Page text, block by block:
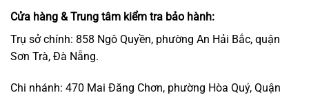
Cửa hàng & Trung tâm kiểm tra bảo hành:
Trụ sở chính: 858 Ngô Quyền, phường An Hải Bắc, quận
Sơn Trà, Đà Nẵng.
Chi nhánh: 470 Mai Đăng Chơn, phường Hòa Quý, Quận